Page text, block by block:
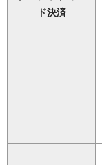
ド決済